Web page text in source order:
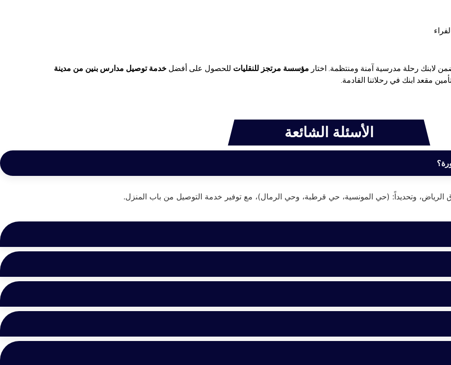
لابنك رحلة مدرسية آمنة ومنتظمة. اختار مؤسسة مرتجز للنقليات للحصول على أفضل خدمة توصيل مدارس بنين من مدينة
مقعد ابنك في رحلاتنا القادمة.
الأسئلة الشائعة
وتحديداً: (حي المونسية، حي قرطبة، وحي الرمال)، مع توفير خدمة التوصيل من باب المنزل.